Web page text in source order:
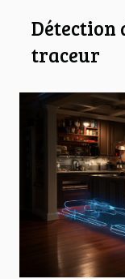
Détection
traceur